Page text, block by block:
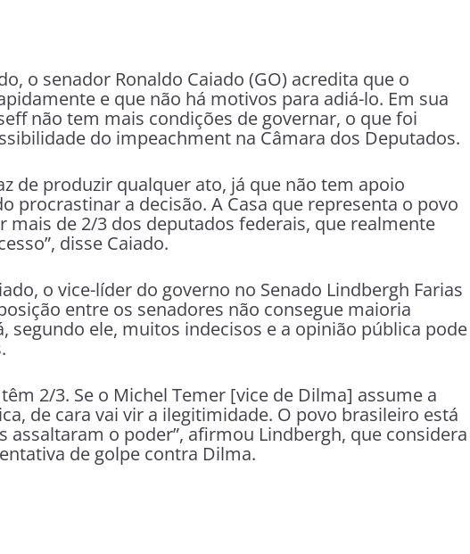
o senador Ronaldo Caiado (GO) acredita que o
e que não há motivos para adiá-lo. Em sua
não tem mais condições de governar, o que foi
do impeachment na Câmara dos Deputados.
de produzir qualquer ato, já que não tem apoio
procrastinar a decisão. A Casa que representa o povo
de 2/3 dos deputados federais, que realmente
disse Caiado.
o vice-líder do governo no Senado Lindbergh Farias
entre os senadores não consegue maioria
segundo ele, muitos indecisos e a opinião pública pode
2/3. Se o Michel Temer [vice de Dilma] assume a
de cara vai vir a ilegitimidade. O povo brasileiro está
assaltaram o poder”, afirmou Lindbergh, que considera
de golpe contra Dilma.